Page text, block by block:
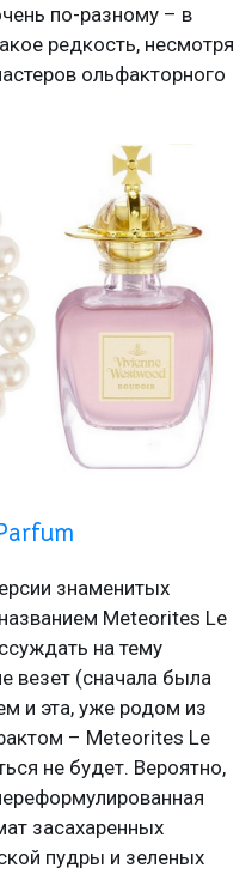
по-разному – в
редкость, несмотря
ольфакторного
знаменитых
Meteorites Le
на тему
везет (сначала была
и эта, уже родом из
– Meteorites Le
не будет. Вероятно,
засахаренных
пудры и зеленых